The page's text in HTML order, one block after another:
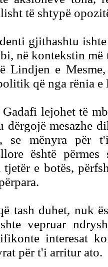
të shtypë
gjithashtu
në kontekstin më
Lindjen e
që nga rënia
Gadafi lejohet të
dërgojë mesazhe
se mënyra për
është përmes
tjetër e botës,
tash duhet, nuk
vepruar
interesat
për t'i arritur ato.